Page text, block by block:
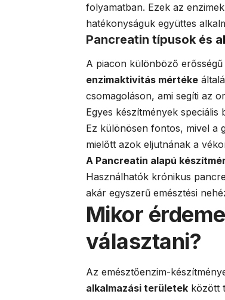
folyamatban. Ezek az
hatékonyságuk együttes
Pancreatin típusok és
A piacon különböző
enzimaktivitás mértéke
csomagoláson, ami segíti az
Egyes készítmények
Ez különösen fontos, mivel a
mielőtt azok eljutnának a
A Pancreatin alapú
Használhatók krónikus
akár egyszerű emésztési
Mikor
választani?
Az emésztőenzim-
alkalmazási területek között